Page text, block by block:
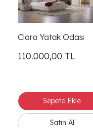
Clara Yatak Odası
110.000,00 TL